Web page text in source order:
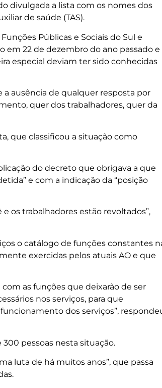
divulgada a lista com os nomes dos
de saúde (TAS).
Públicas e Sociais do Sul e
em 22 de dezembro do ano passado e
especial deviam ter sido conhecidas
ausência de qualquer resposta por
quer dos trabalhadores, quer da
que classificou a situação como
do decreto que obrigava a que
e com a indicação da “posição
os trabalhadores estão revoltados”,
o catálogo de funções constantes
exercidas pelos atuais AO e que
as funções que deixarão de ser
nos serviços, para que
dos serviços”,
300 pessoas nesta situação.
luta de há muitos anos”, que passa